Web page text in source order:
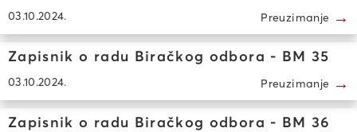
03.10.2024. Preuzimanje →
Zapisnik o radu Biračkog odbora - BM 35
03.10.2024. Preuzimanje →
Zapisnik o radu Biračkog odbora - BM 36